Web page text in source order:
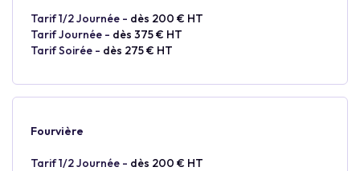
Tarif 1/2 Journée - dès 200 € HT
Tarif Journée - dès 375 € HT
Tarif Soirée - dès 275 € HT
Fourvière
Tarif 1/2 Journée - dès 200 € HT